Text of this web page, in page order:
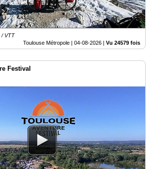
/ VTT
Toulouse Métropole | 04-08-2026 | Vu 24579 fois
Festival